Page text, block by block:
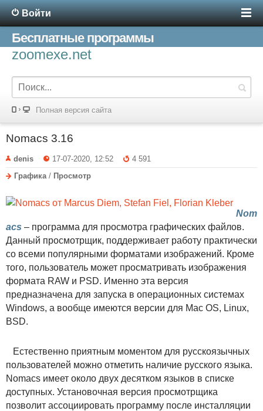
Войти
Бесплатные программы
zoomexe.net
Полная версия сайта
Nomacs 3.16
denis 17-07-2020, 12:52
4 591
Графика / Просмотр
Nom
acs – программа для просмотра графических файлов.
Данный просмотрщик, поддерживает работу практически
со всеми популярными форматами изображений. Кроме
того, пользователь может просматривать изображения
формата RAW и PSD. Именно эта версия
предназначена для запуска в операционных системах
Windows, а вообще имеются версии для Mac OS, Linux,
BSD.
Естественно приятным моментом для русскоязычных
пользователей можно отметить наличие русского языка.
Nomacs имеет около двух десятком языков в списке
доступных. Установочная версия просмотрщика
позволит ассоциировать программу после инсталляции